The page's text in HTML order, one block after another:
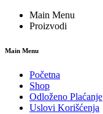
Main Menu
Proizvodi
Main Menu
Početna
Shop
Odloženo Plaćanje
Uslovi Korišćenja